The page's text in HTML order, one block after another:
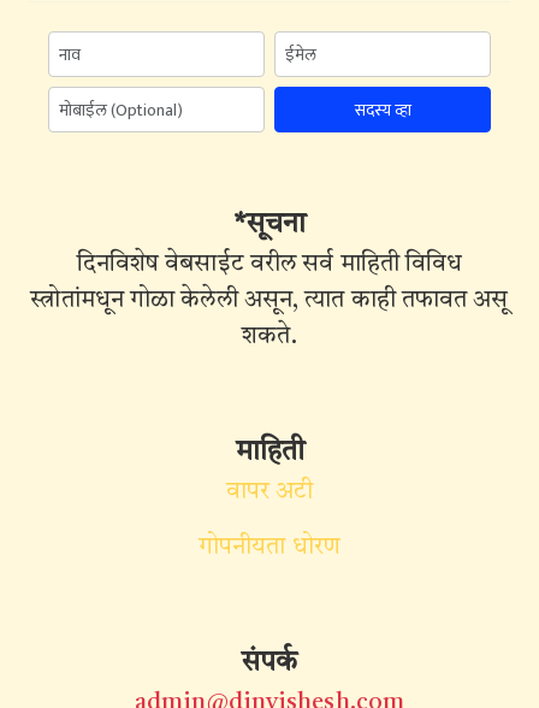
सदस्य व्हा
*सूचना
दिनविशेष वेबसाईट वरील सर्व माहिती विविध
स्त्रोतांमधून गोळा केलेली असून, त्यात काही तफावत असू
शकते.
माहिती
वापर अटी
गोपनीयता धोरण
संपर्क
admin@dinvishesh.com